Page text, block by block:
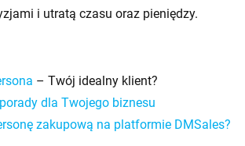
i utratą czasu oraz pieniędzy.
– Twój idealny klient?
dla Twojego biznesu
zakupową na platformie DMSales?